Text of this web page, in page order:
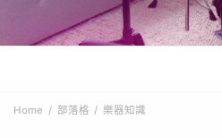
Home 部落格 樂器知識